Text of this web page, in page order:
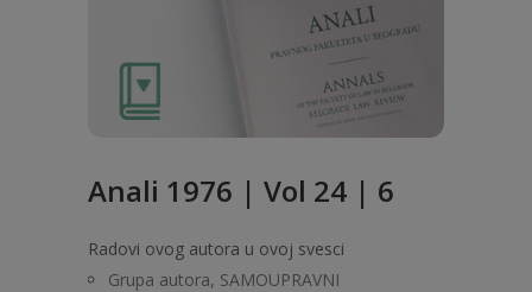
Anali 1976 | Vol 24 | 6
Radovi ovog autora u ovoj svesci
Grupa autora, SAMOUPRAVNI